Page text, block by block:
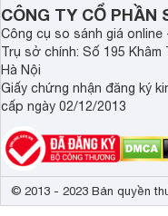
CÔNG TY CỔ PHẦN
Công cụ so sánh giá online
Trụ sở chính: Số 195
Hà Nội
Giấy chứng nhận đăng ký
cấp ngày 02/12/2013
© 2013 - 2023 Bản quyền